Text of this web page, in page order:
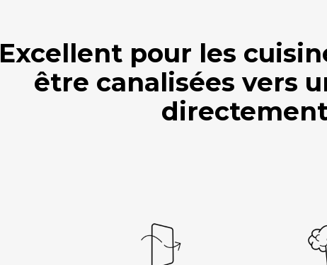
Excellent pour les
être canalisées vers